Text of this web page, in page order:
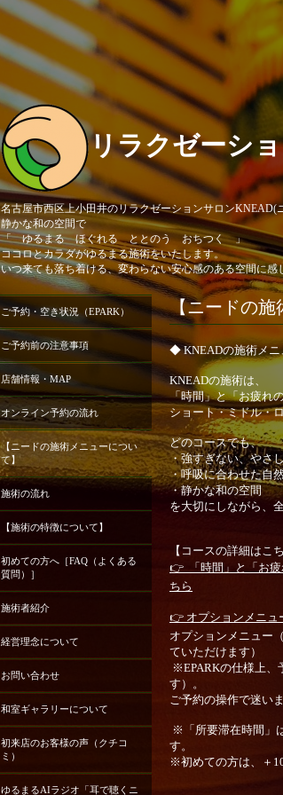
リラクゼーシ
名古屋市西区上小田井のリラクゼーションサロンKNEAD(
静かな和の空間で
「 ゆるまる ほぐれる ととのう おちつく 」
ココロとカラダがゆるまる施術をいたします。
いつ来ても落ち着ける、変わらない安心感のある空間に感
【ニードの施
◆ KNEADの施術メニ
KNEADの施術は、
「時間」と「お疲れ
ショート・ミドル・
どのコースでも、
・強すぎない、やさ
・呼吸に合わせた自
・静かな和の空間
を大切にしながら、
【コースの詳細はこ
👉 「時間」と「お疲
ちら
👉 オプションメニュ
オプションメニュー
ていただけます）
※EPARKの仕様上、
す）。
ご予約の操作で迷い
※「所要滞在時間」
す。
※初めての方は、＋
ご予約・空き状況（EPARK）
ご予約前の注意事項
店舗情報・MAP
オンライン予約の流れ
【ニードの施術メニューについ
て】
施術の流れ
【施術の特徴について】
初めての方へ［FAQ（よくある
質問）］
施術者紹介
経営理念について
お問い合わせ
和室ギャラリーについて
初来店のお客様の声（クチコ
ミ）
ゆるまるAIラジオ「耳で聴くニ